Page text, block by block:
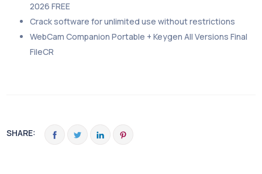
2026 FREE
Crack software for unlimited use without restrictions
WebCam Companion Portable + Keygen All Versions Final
FileCR
SHARE: